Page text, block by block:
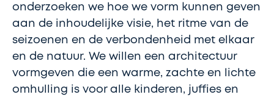
onderzoeken we hoe we vorm kunnen geven
aan de inhoudelijke visie, het ritme van de
seizoenen en de verbondenheid met elkaar
en de natuur. We willen een architectuur
vormgeven die een warme, zachte en lichte
omhulling is voor alle kinderen, juffies en